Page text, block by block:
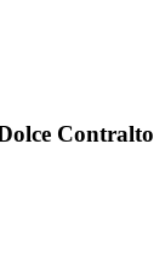
Contralto